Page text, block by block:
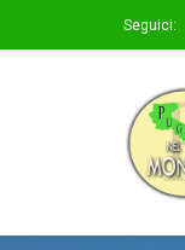
Seguici: